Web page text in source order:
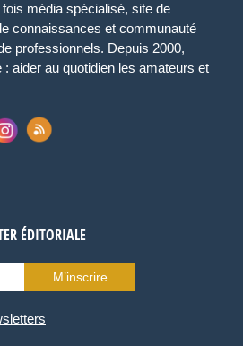
fois média spécialisé, site de
connaissances et communauté
professionnels. Depuis 2000,
aider au quotidien les amateurs et
ÉDITORIALE
M’inscrire